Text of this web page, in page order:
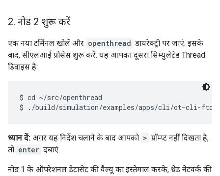
2. नोड 2 शुरू करें
एक नया टर्मिनल खोलें और openthread डायरेक्ट्री पर जाएं. इसके
बाद, सीएलआई प्रोसेस शुरू करें. यह आपका दूसरा सिम्युलेटेड Thread
डिवाइस है:
$ cd ~/src/openthread
ध्यान दें: अगर यह निर्देश चलाने के बाद आपको > प्रॉम्प्ट नहीं दिखता है,
तो enter दबाएं.
नोड 1 के ऑपरेशनल डेटासेट की वैल्यू का इस्तेमाल करके, थ्रेड नेटवर्क की